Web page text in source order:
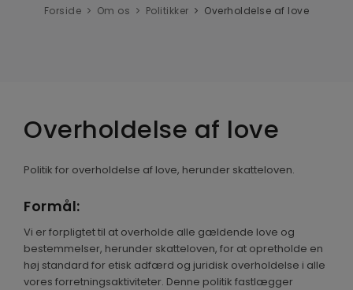
VIDENSCENTER
Forside Om os Politikker Overholdelse af love
Overholdelse af love
Politik for overholdelse af love, herunder skatteloven.
Formål:
Vi er forpligtet til at overholde alle gældende love og
bestemmelser, herunder skatteloven, for at opretholde en
høj standard for etisk adfærd og juridisk overholdelse i alle
vores forretningsaktiviteter. Denne politik fastlægger